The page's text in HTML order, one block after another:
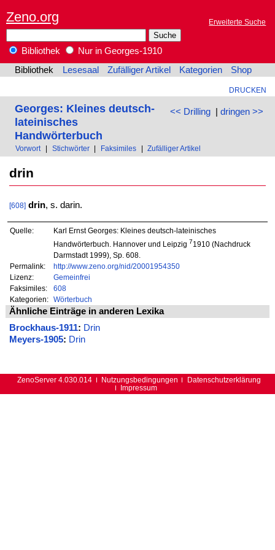
Zeno.org Erweiterte Suche
Bibliothek
Nur in Georges-1910
Bibliothek
Lesesaal Zufälliger Artikel Kategorien Shop
DRUCKEN
<< Drilling| dringen >>
Georges: Kleines deutsch-
lateinisches
Handwörterbuch
Vorwort Stichwörter Faksimiles Zufälliger Artikel
drin
[608] drin, s. darin.
Quelle:
Karl Ernst Georges: Kleines deutsch-lateinisches
Handwörterbuch. Hannover und Leipzig 71910 (Nachdruck
Darmstadt 1999), Sp. 608.
Permalink:
http://www.zeno.org/nid/20001954350
Lizenz:
Gemeinfrei
Faksimiles:
608
Kategorien:
Wörterbuch
Ähnliche Einträge in anderen Lexika
Brockhaus-1911: Drin
Meyers-1905: Drin
ZenoServer 4.030.014 Nutzungsbedingungen
Datenschutzerklärung
Impressum